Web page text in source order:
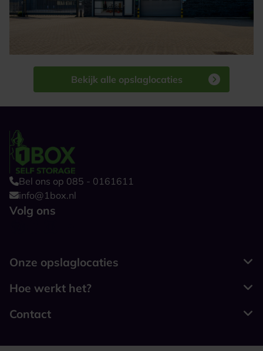
Bekijk alle opslaglocaties
Bel ons op 085 - 0161611
info@1box.nl
Volg ons
Onze opslaglocaties
Hoe werkt het?
Contact